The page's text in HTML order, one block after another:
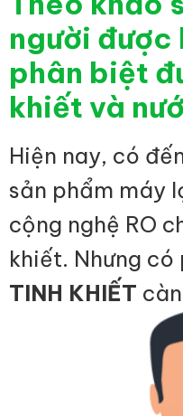
người được
phân biệt
khiết và
Hiện nay, có
sản phẩm máy
cộng nghệ RO
khiết. Nhưng
TINH KHIẾT